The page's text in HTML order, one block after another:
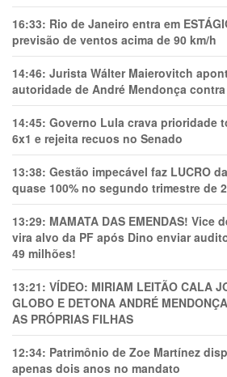
16:33: Rio de Janeiro entra em
previsão de ventos acima de 90 km/h
14:46: Jurista Wálter Maierovitch
autoridade de André Mendonça
14:45: Governo Lula crava prioridade
6x1 e rejeita recuos no Senado
13:38: Gestão impecável faz LUCRO
quase 100% no segundo trimestre de
13:29: MAMATA DAS EMENDAS! Vice
vira alvo da PF após Dino enviar
49 milhões!
13:21: VÍDEO: MIRIAM LEITÃO CALA
GLOBO E DETONA ANDRÉ
AS PRÓPRIAS FILHAS
12:34: Patrimônio de Zoe Martínez
apenas dois anos no mandato